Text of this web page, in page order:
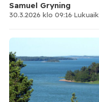
Samuel Gryning
30.3.2026 klo 09:16·